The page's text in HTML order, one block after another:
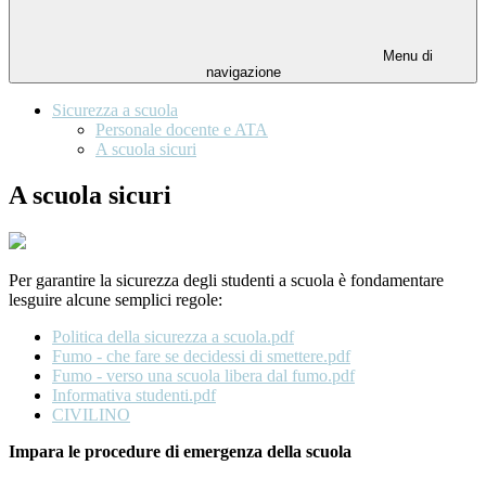
Menu di
navigazione
Sicurezza a scuola
Personale docente e ATA
A scuola sicuri
A scuola sicuri
Per garantire la sicurezza degli studenti a scuola è fondamentare
lesguire alcune semplici regole:
Politica della sicurezza a scuola.pdf
Fumo - che fare se decidessi di smettere.pdf
Fumo - verso una scuola libera dal fumo.pdf
Informativa studenti.pdf
CIVILINO
Impara le procedure di emergenza della scuola